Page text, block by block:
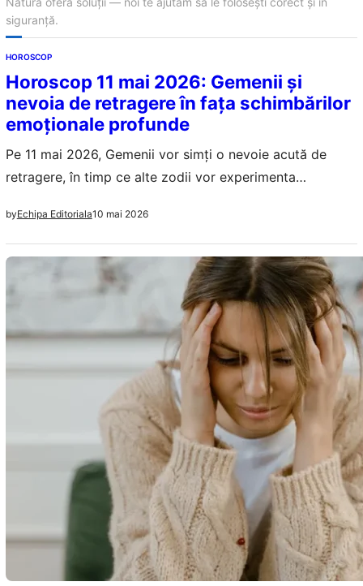
siguranță.
HOROSCOP
Horoscop 11 mai 2026: Gemenii și
nevoia de retragere în fața schimbărilor
emoționale profunde
Pe 11 mai 2026, Gemenii vor simți o nevoie acută de
retragere, în timp ce alte zodii vor experimenta
byEchipa Editoriala10 mai 2026